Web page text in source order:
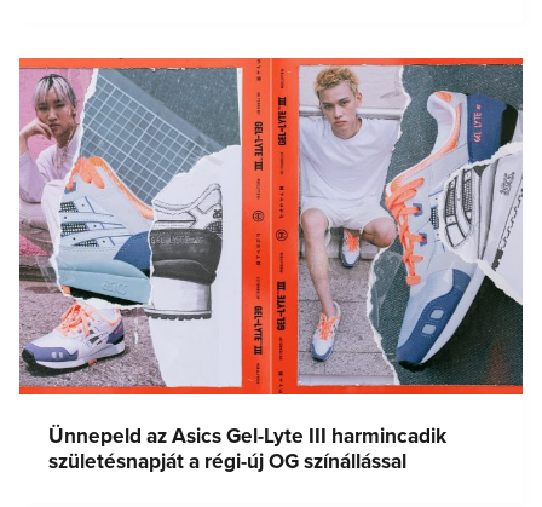
Ünnepeld az Asics Gel-Lyte III harmincadik
születésnapját a régi-új OG színállással